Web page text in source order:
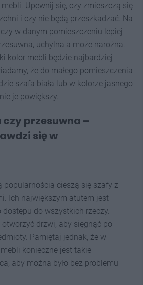
Upewnij się, czy zmieszczą się
i czy nie będą przeszkadzać. Na
w danym pomieszczeniu lepiej
uchylna a może narożna.
kolor mebli będzie najbardziej
że do małego pomieszczenia
szafa biała lub w kolorze jasnego
je powiększy.
przesuwna –
się w
popularnością cieszą się szafy z
Ich największym atutem jest
dostępu do wszystkich rzeczy.
drzwi, aby sięgnąć po
Pamiętaj jednak, że w
konieczne jest takie
aby można było bez problemu